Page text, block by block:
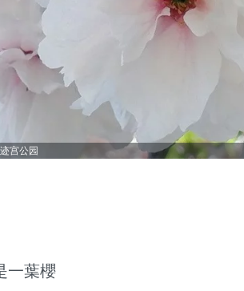
宫公园
一葉櫻